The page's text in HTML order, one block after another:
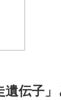
遺伝子」